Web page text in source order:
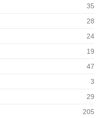
35
28
24
19
47
3
29
205